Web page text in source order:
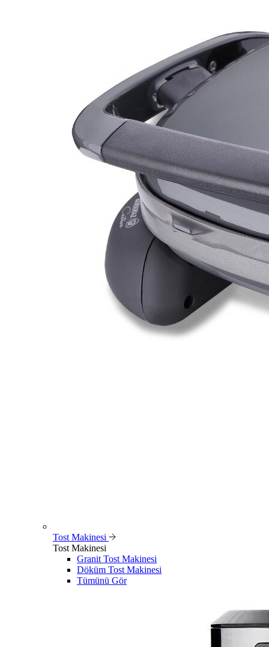
Tost Makinesi
Tost Makinesi
Granit Tost Makinesi
Döküm Tost Makinesi
Tümünü Gör